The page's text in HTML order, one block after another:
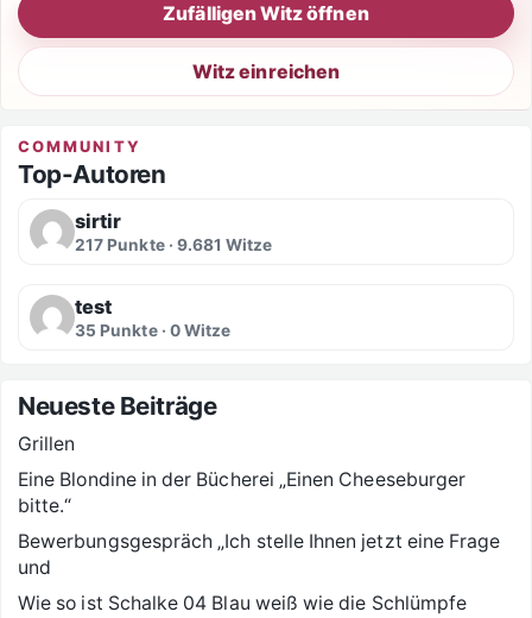
Zufälligen Witz öffnen
Witz einreichen
COMMUNITY
Top-Autoren
sirtir
217 Punkte · 9.681 Witze
test
35 Punkte · 0 Witze
Neueste Beiträge
Grillen
Eine Blondine in der Bücherei „Einen Cheeseburger
bitte.“
Bewerbungsgespräch „Ich stelle Ihnen jetzt eine Frage
und
Wie so ist Schalke 04 Blau weiß wie die Schlümpfe